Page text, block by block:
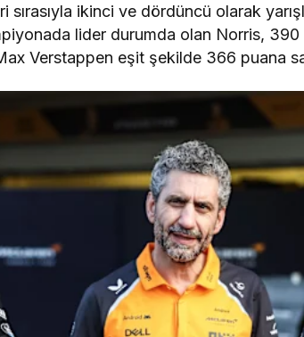
sırasıyla ikinci ve dördüncü olarak
lider durumda olan Norris,
Max Verstappen eşit şekilde 366 puana